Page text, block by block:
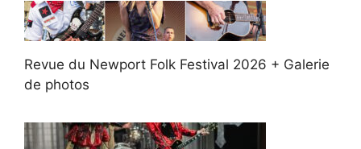
Revue du Newport Folk Festival 2026 + Galerie
de photos